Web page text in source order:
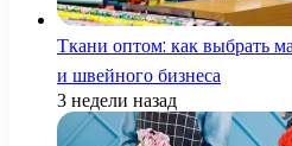
Ткани оптом: как выбрать
и швейного бизнеса
3 недели назад